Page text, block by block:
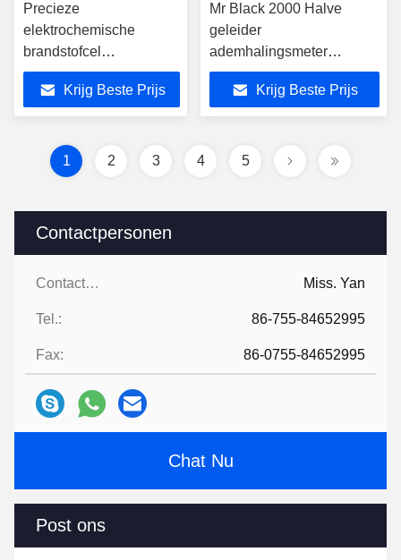
Contactpersonen
Contactpersonen: Miss. Yan
Tel.: 86-755-84652995
Fax: 86-0755-84652995
Chat Nu
Post ons
Precieze
elektrochemische
brandstofcel
ademhalingsmeter
Draagbaar met één
sleutel
Krijg Beste Prijs
Mr Black 2000 Halve
geleider
ademhalingsmeter
Intuïtieve effectieve
detectie Home BAC
testers
Krijg Beste Prijs
1 2 3 4 5